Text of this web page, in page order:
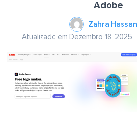
Adobe
Zahra Hassan
Atualizado em Dezembro 18, 2025